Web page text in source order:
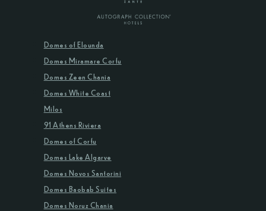
Domes of Elounda
Domes Miramare Corfu
Domes Zeen Chania
Domes White Coast
Milos
91 Athens Riviera
Domes of Corfu
Domes Lake Algarve
Domes Novos Santorini
Domes Baobab Suites
Domes Noruz Chania